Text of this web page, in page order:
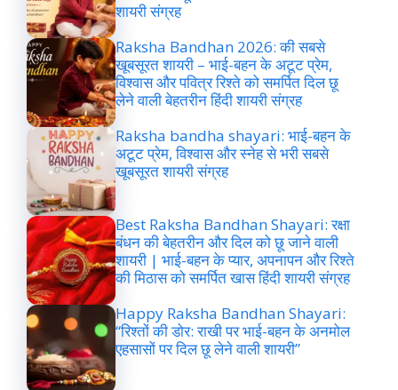
शायरी संग्रह
Raksha Bandhan 2026: की सबसे
खूबसूरत शायरी – भाई-बहन के अटूट प्रेम,
विश्वास और पवित्र रिश्ते को समर्पित दिल छू
लेने वाली बेहतरीन हिंदी शायरी संग्रह
Raksha bandha shayari: भाई-बहन के
अटूट प्रेम, विश्वास और स्नेह से भरी सबसे
खूबसूरत शायरी संग्रह
Best Raksha Bandhan Shayari: रक्षा
बंधन की बेहतरीन और दिल को छू जाने वाली
शायरी | भाई-बहन के प्यार, अपनापन और रिश्ते
की मिठास को समर्पित खास हिंदी शायरी संग्रह
Happy Raksha Bandhan Shayari:
“रिश्तों की डोर: राखी पर भाई-बहन के अनमोल
एहसासों पर दिल छू लेने वाली शायरी”